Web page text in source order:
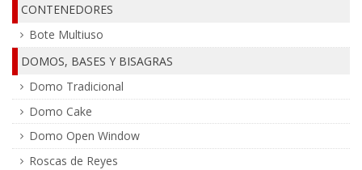
CONTENEDORES
Bote Multiuso
DOMOS, BASES Y BISAGRAS
Domo Tradicional
Domo Cake
Domo Open Window
Roscas de Reyes